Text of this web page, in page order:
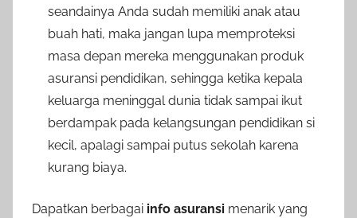
seandainya Anda sudah memiliki anak atau
buah hati, maka jangan lupa memproteksi
masa depan mereka menggunakan produk
asuransi pendidikan, sehingga ketika kepala
keluarga meninggal dunia tidak sampai ikut
berdampak pada kelangsungan pendidikan si
kecil, apalagi sampai putus sekolah karena
kurang biaya.
Dapatkan berbagai info asuransi menarik yang